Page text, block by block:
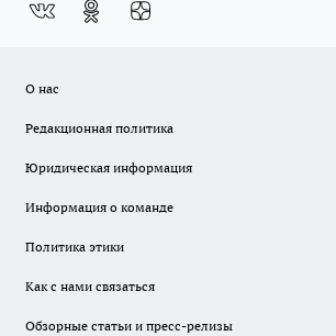
О нас
Редакционная политика
Юридическая информация
Информация о команде
Политика этики
Как с нами связаться
Обзорные статьи и пресс-релизы